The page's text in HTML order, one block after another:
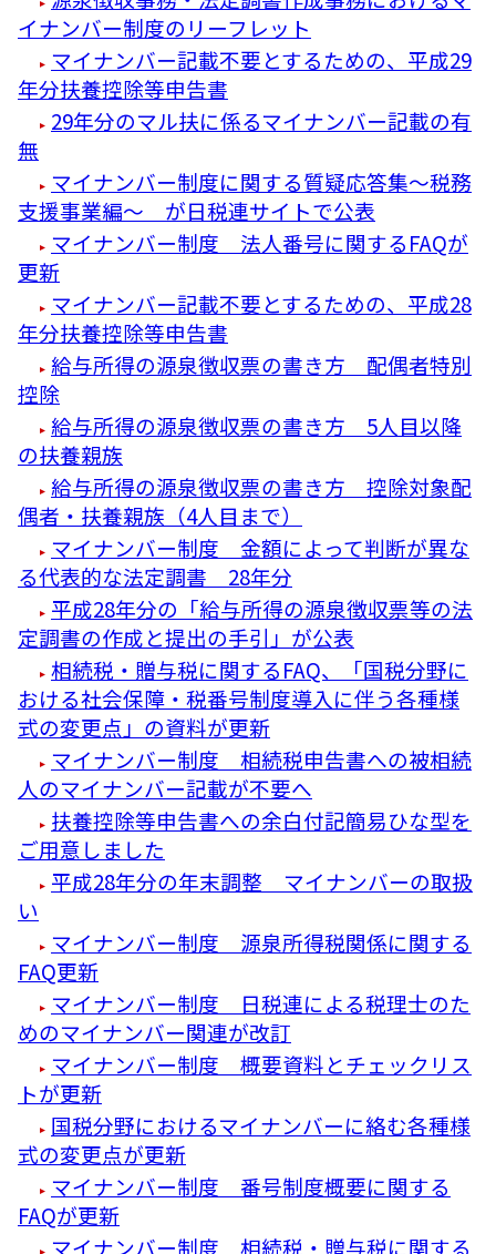
イナンバー制度のリーフレット
マイナンバー記載不要とするための、平成29
年分扶養控除等申告書
29年分のマル扶に係るマイナンバー記載の有
無
マイナンバー制度に関する質疑応答集～税務
支援事業編～ が日税連サイトで公表
マイナンバー制度 法人番号に関するFAQが
更新
マイナンバー記載不要とするための、平成28
年分扶養控除等申告書
給与所得の源泉徴収票の書き方 配偶者特別
控除
給与所得の源泉徴収票の書き方 5人目以降
の扶養親族
給与所得の源泉徴収票の書き方 控除対象配
偶者・扶養親族（4人目まで）
マイナンバー制度 金額によって判断が異な
る代表的な法定調書 28年分
平成28年分の「給与所得の源泉徴収票等の法
定調書の作成と提出の手引」が公表
相続税・贈与税に関するFAQ、「国税分野に
おける社会保障・税番号制度導入に伴う各種様
式の変更点」の資料が更新
マイナンバー制度 相続税申告書への被相続
人のマイナンバー記載が不要へ
扶養控除等申告書への余白付記簡易ひな型を
ご用意しました
平成28年分の年末調整 マイナンバーの取扱
い
マイナンバー制度 源泉所得税関係に関する
FAQ更新
マイナンバー制度 日税連による税理士のた
めのマイナンバー関連が改訂
マイナンバー制度 概要資料とチェックリス
トが更新
国税分野におけるマイナンバーに絡む各種様
式の変更点が更新
マイナンバー制度 番号制度概要に関する
FAQが更新
マイナンバー制度 相続税・贈与税に関する